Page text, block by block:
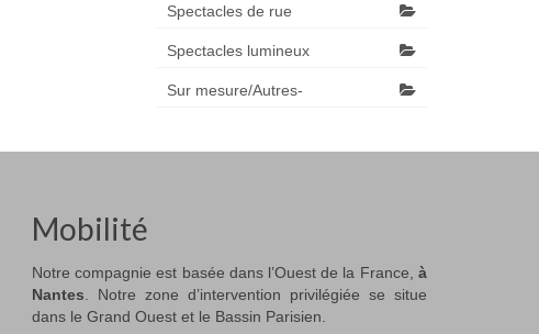
Spectacles de rue
Spectacles lumineux
Sur mesure/Autres-
Mobilité
Notre compagnie est basée dans l’Ouest de la France, à
Nantes . Notre zone d’intervention privilégiée se situe
dans le Grand Ouest et le Bassin Parisien.